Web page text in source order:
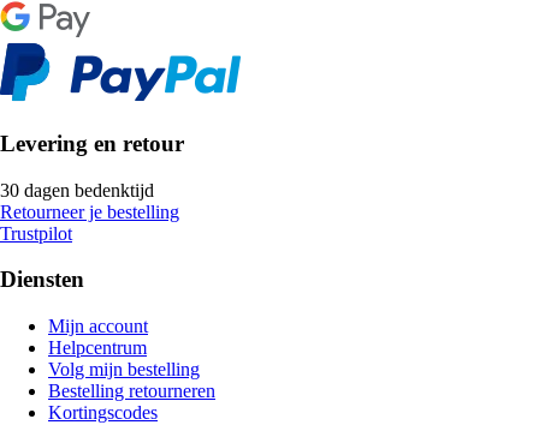
Levering en retour
30 dagen bedenktijd
Retourneer je bestelling
Trustpilot
Diensten
Mijn account
Helpcentrum
Volg mijn bestelling
Bestelling retourneren
Kortingscodes